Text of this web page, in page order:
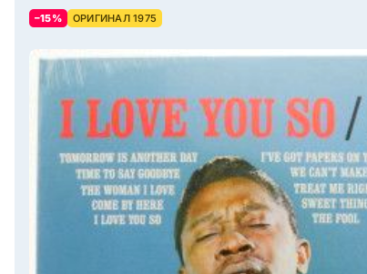
–15% ОРИГИНАЛ 1975